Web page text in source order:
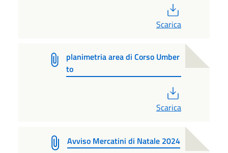
Scarica
planimetria area di Corso Umber
to
Scarica
Avviso Mercatini di Natale 2024